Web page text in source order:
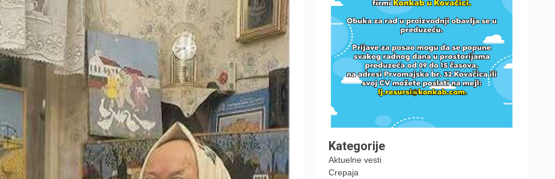
Kategorije
Aktuelne vesti
Crepaja